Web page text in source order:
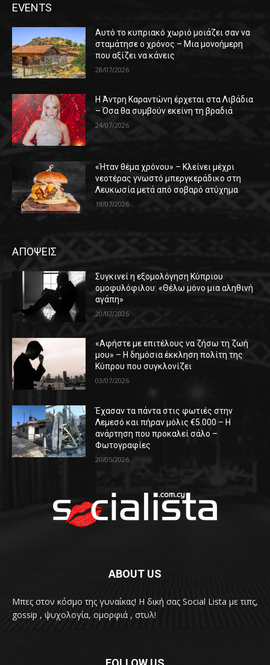
EVENTS
Αυτό το κυπριακό χωριό μοιάζει σαν να
σταμάτησε ο χρόνος – Μια μονοήμερη
που αξίζει να κάνεις
28/07/2026
Η Άντρη Καραντώνη έρχεται στα Λιβάδια
– Όσα θα συμβούν εκείνη τη βραδιά
24/07/2026
«Ήταν θέμα χρόνου» – Κλείνει μέχρι
νεοτέρας γνωστό μπεργκεράδικο στη
Λευκωσία μετά από σοβαρό ατύχημα
19/07/2026
ΑΠΟΨΕΙΣ
Συγκινεί η εξομολόγηση Κύπριου
ομοφυλόφιλου: «Θέλω μόνο μια αληθινή
αγάπη»
20/07/2026
«Αφήστε με επιτέλους να ζήσω τη ζωή
μου» – Η δημόσια έκκληση πολίτη της
Κύπρου που συγκλονίζει
03/07/2026
Έχασαν τα πάντα στις φωτιές στην
Λεμεσό και πήραν μόλις €5.000 – Η
ανάρτηση που προκαλεί σάλο –
Φωτογραφίες
20/05/2026
ABOUT US
Μπες στον κόσμο της γυναίκας! H δική σας Social Lista με τιπς,
gossip , ψυχολογία, ομορφιά , στυλ!